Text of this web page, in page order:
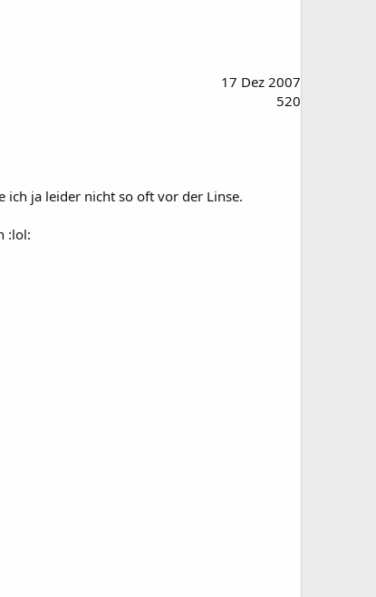
17 Dez 2007
520
ja leider nicht so oft vor der Linse.
:lol: